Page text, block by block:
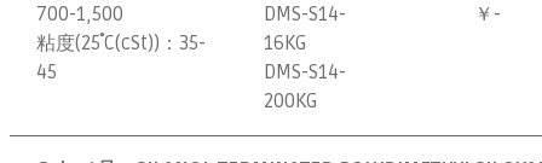
700-1,500
粘度(25˚C(cSt))：35-
45
DMS-S14-
16KG
DMS-S14-
200KG
￥-